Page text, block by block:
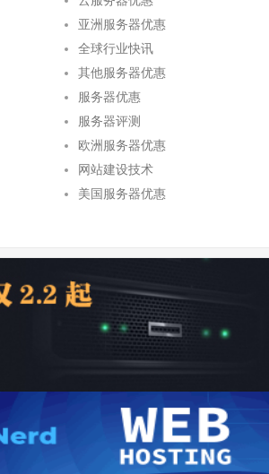
亚洲服务器优惠
全球行业快讯
其他服务器优惠
服务器优惠
服务器评测
欧洲服务器优惠
网站建设技术
美国服务器优惠